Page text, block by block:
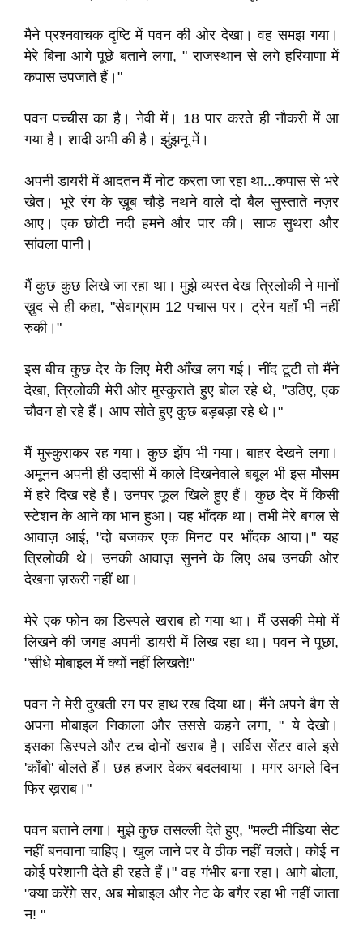
मैने प्रश्नवाचक दृष्टि में पवन की ओर देखा। वह समझ गया।
मेरे बिना आगे पूछे बताने लगा, " राजस्थान से लगे हरियाणा में
कपास उपजाते हैं।"
पवन पच्चीस का है। नेवी में। 18 पार करते ही नौकरी में आ
गया है। शादी अभी की है। झुंझनू में।
अपनी डायरी में आदतन मैं नोट करता जा रहा था...कपास से भरे
खेत। भूरे रंग के ख़ूब चौड़े नथने वाले दो बैल सुस्ताते नज़र
आए। एक छोटी नदी हमने और पार की। साफ सुथरा और
सांवला पानी।
मैं कुछ कुछ लिखे जा रहा था। मुझे व्यस्त देख त्रिलोकी ने मानों
ख़ुद से ही कहा, "सेवाग्राम 12 पचास पर। ट्रेन यहाँ भी नहीं
रुकी।"
इस बीच कुछ देर के लिए मेरी आँख लग गई। नींद टूटी तो मैंने
देखा, त्रिलोकी मेरी ओर मुस्कुराते हुए बोल रहे थे, "उठिए, एक
चौवन हो रहे हैं। आप सोते हुए कुछ बड़बड़ा रहे थे।"
मैं मुस्कुराकर रह गया। कुछ झेंप भी गया। बाहर देखने लगा।
अमूनन अपनी ही उदासी में काले दिखनेवाले बबूल भी इस मौसम
में हरे दिख रहे हैं। उनपर फूल खिले हुए हैं। कुछ देर में किसी
स्टेशन के आने का भान हुआ। यह भाँदक था। तभी मेरे बगल से
आवाज़ आई, "दो बजकर एक मिनट पर भाँदक आया।" यह
त्रिलोकी थे। उनकी आवाज़ सुनने के लिए अब उनकी ओर
देखना ज़रूरी नहीं था।
मेरे एक फोन का डिस्पले खराब हो गया था। मैं उसकी मेमो में
लिखने की जगह अपनी डायरी में लिख रहा था। पवन ने पूछा,
"सीधे मोबाइल में क्यों नहीं लिखते!"
पवन ने मेरी दुखती रग पर हाथ रख दिया था। मैंने अपने बैग से
अपना मोबाइल निकाला और उससे कहने लगा, " ये देखो।
इसका डिस्पले और टच दोनों खराब है। सर्विस सेंटर वाले इसे
'कॉंबो' बोलते हैं। छह हजार देकर बदलवाया । मगर अगले दिन
फिर ख़राब।"
पवन बताने लगा। मुझे कुछ तसल्ली देते हुए, "मल्टी मीडिया सेट
नहीं बनवाना चाहिए। खुल जाने पर वे ठीक नहीं चलते। कोई न
कोई परेशानी देते ही रहते हैं।" वह गंभीर बना रहा। आगे बोला,
"क्या करेंग़े सर, अब मोबाइल और नेट के बगैर रहा भी नहीं जाता
न! "